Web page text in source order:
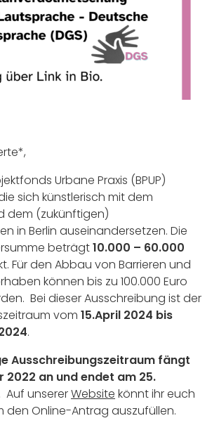
Urbane Praxis (BPUP)
sich künstlerisch mit dem
dem (zukünftigen)
in Berlin auseinandersetzen. Die
beträgt10.000 – 60.000
Für den Abbau von Barrieren und
können bis zu 100.000 Euro
Bei dieser Ausschreibung ist der
vom 15.April 2024 bis
.
Ausschreibungszeitraum fängt
2022 an und endet am 25.
. Auf unsererWebsite könnt ihr euch
den Online-Antrag auszufüllen.